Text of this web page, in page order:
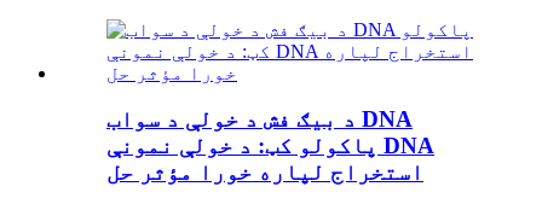
د بیګ فش د خولې د سواب DNA
پاکولو کټ: د خولې نمونې DNA
استخراج لپاره خورا مؤثر حل